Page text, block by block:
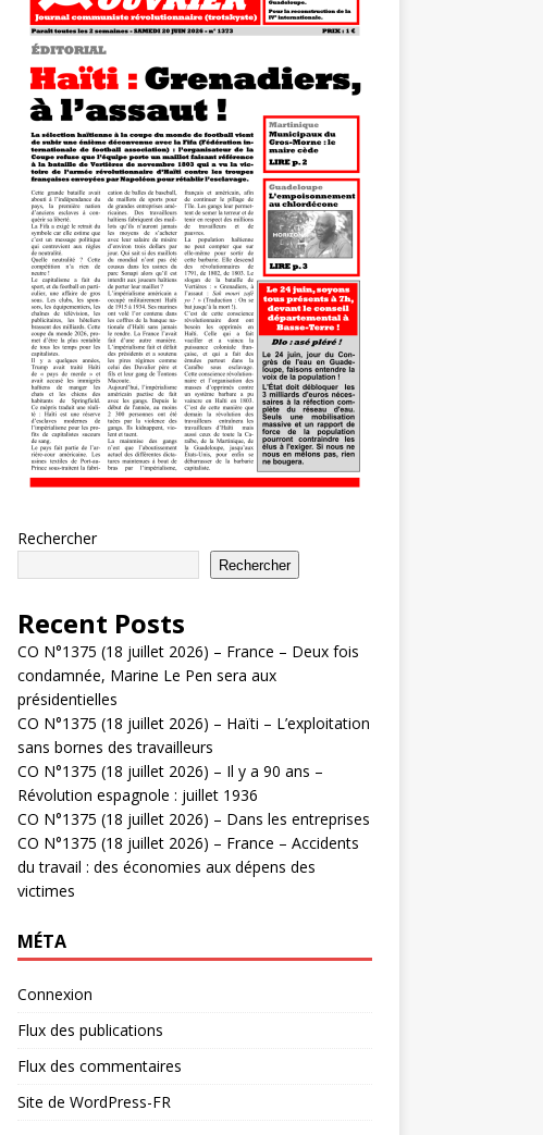
Rechercher
Rechercher
Recent Posts
CO N°1375 (18 juillet 2026) – France – Deux fois
condamnée, Marine Le Pen sera aux
présidentielles
CO N°1375 (18 juillet 2026) – Haïti – L’exploitation
sans bornes des travailleurs
CO N°1375 (18 juillet 2026) – Il y a 90 ans –
Révolution espagnole : juillet 1936
CO N°1375 (18 juillet 2026) – Dans les entreprises
CO N°1375 (18 juillet 2026) – France – Accidents
du travail : des économies aux dépens des
victimes
MÉTA
Connexion
Flux des publications
Flux des commentaires
Site de WordPress-FR